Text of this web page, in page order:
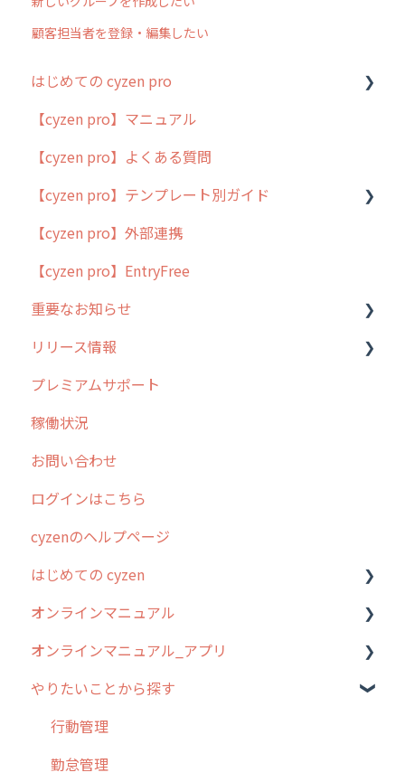
顧客担当者を登録・編集したい
はじめての cyzen pro
cyzen pro とは？
簡易マニュアル
cyzen proの位置情報取得について
用語集
よくある質問
【cyzen pro】マニュアル
【cyzen pro】よくある質問
【cyzen pro】テンプレート別ガイド
ポスティング
ラウンダー
メンテナンス
外廻り営業
清掃
不動産
【cyzen pro】外部連携
【cyzen pro】EntryFree
重要なお知らせ
過去の重要なお知らせ
障害情報
リリース情報
リリース
2026年のリリース情報
2025年のリリース情報
2024年のリリース情報
2023年のリリース情報
過去のリリース
2019年までのリリース情報
お客様の声を実現しました
プレミアムサポート
稼働状況
お問い合わせ
ログインはこちら
cyzenのヘルプページ
はじめての cyzen
0. はじめてのcyzenの使い方
1. cyzenについて知ろう
2. 主要機能の概要
3. cyzenの位置情報取得について
4. cyzen利用前の準備：システム管理者編
オンラインマニュアル
管理サイトの使い始め
ユーザー・グループ管理
行動管理
予定管理
オンラインマニュアル_アプリ
アプリの使い始め
ホーム画面
スポット
やりたいことから探す
行動管理
勤怠管理